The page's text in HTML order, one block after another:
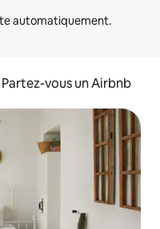
Partez-vous un Airbnb